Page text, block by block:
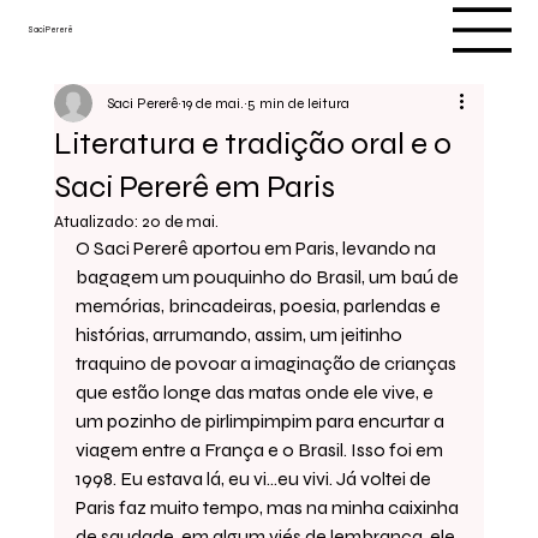
Saci Pererê
Literatura e tradição oral e o
Saci Pererê em Paris
Saci Pererê 19 de mai. 5 min de leitura
Atualizado: 20 de mai.
O Saci Pererê aportou em Paris, levando na
bagagem um pouquinho do Brasil, um baú de
memórias, brincadeiras, poesia, parlendas e
histórias, arrumando, assim, um jeitinho
traquino de povoar a imaginação de crianças
que estão longe das matas onde ele vive, e
um pozinho de pirlimpimpim para encurtar a
viagem entre a França e o Brasil. Isso foi em
1998. Eu estava lá, eu vi...eu vivi. Já voltei de
Paris faz muito tempo, mas na minha caixinha